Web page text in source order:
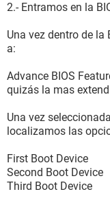
2.- Entramos en la
Una vez dentro de
a:
Advance BIOS
quizás la mas
Una vez
localizamos las
First Boot Device
Second Boot Device
Third Boot Device